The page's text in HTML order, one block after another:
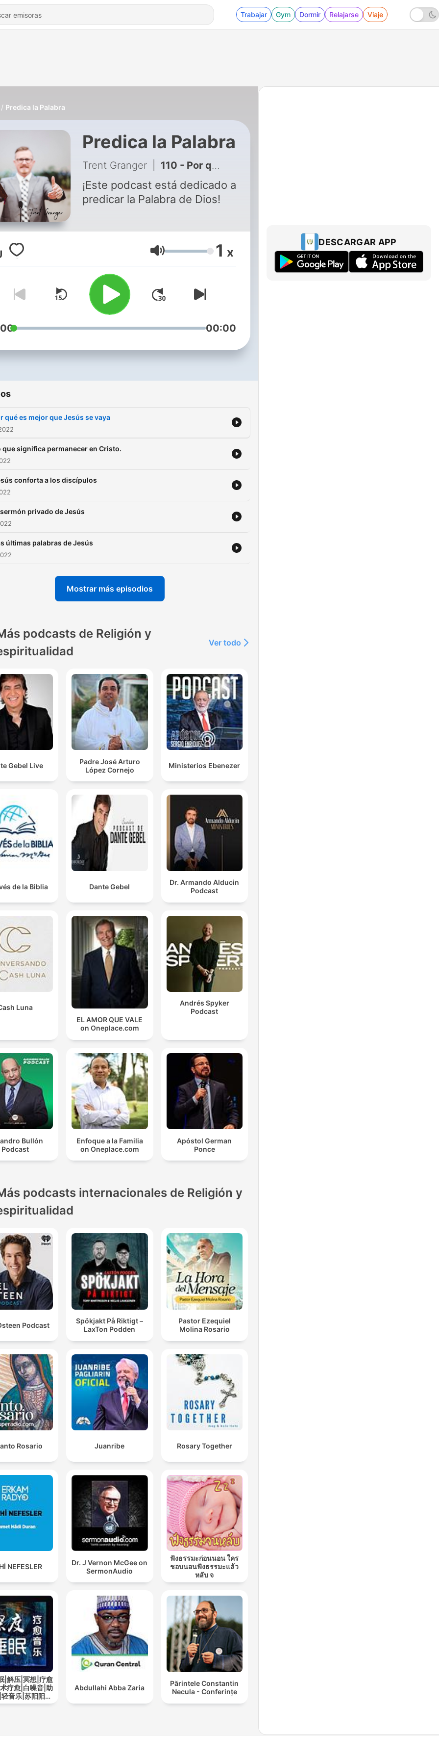
Trabajar Gym Dormir Relajarse Viaje
Predica la Palabra
Predica la Palabra
Trent Granger 110 - Por qué es mejor que Jesús se vaya
¡Este podcast está dedicado a
predicar la Palabra de Dios!
Volumen 1 x
00:00
qué es mejor que Jesús se vaya
que significa permanecer en Cristo.
conforta a los discípulos
privado de Jesús
últimas palabras de Jesús
Mostrar más episodios
podcasts de Religión y
Ver todo
Gebel Live
Padre José Arturo
López Cornejo
Ministerios Ebenezer
de la Biblia Dante Gebel
Dr. Armando Alducin
Podcast
Luna
EL AMOR QUE VALE
on Oneplace.com
Andrés Spyker
Podcast
Bullón
Podcast
Enfoque a la Familia
on Oneplace.com
Apóstol German
Ponce
podcasts internacionales de Religión y
Podcast
Spökjakt På Riktigt –
LaxTon Podden
Pastor Ezequiel
Molina Rosario
Rosario Juanribe Rosary Together
NEFESLER
Dr. J Vernon McGee on
SermonAudio
ฟังธรรมะก่อนนอน ใคร
ชอบนอนฟังธรรมะแล้ว
หลับ จ
|解压|冥想|疗愈
疗愈|白噪音|助
音乐|苏阳阳频
道
Abdullahi Abba Zaria
Părintele Constantin
Necula - Conferințe
DESCARGAR APP